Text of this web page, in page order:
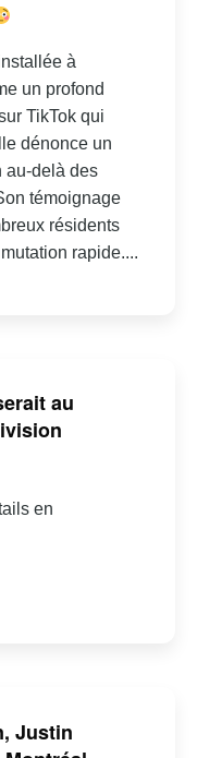
à
un profond
TikTok qui
dénonce un
au-delà des
témoignage
résidents
rapide....
au
en
Justin